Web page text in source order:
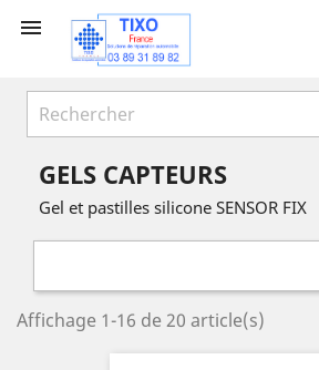

GELS CAPTEURS
Gel et pastilles silicone SENSOR FIX
Affichage 1-16 de 20 article(s)